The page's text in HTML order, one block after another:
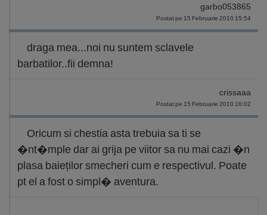
garbo053865
Postat pe 15 Februarie 2010 15:54
draga mea...noi nu suntem sclavele
barbatilor..fii demna!
crissaaa
Postat pe 15 Februarie 2010 16:02
Oricum si chestia asta trebuia sa ti se
�nt�mple dar ai grija pe viitor sa nu mai cazi �n
plasa baieților smecheri cum e respectivul. Poate
pt el a fost o simpl� aventura.